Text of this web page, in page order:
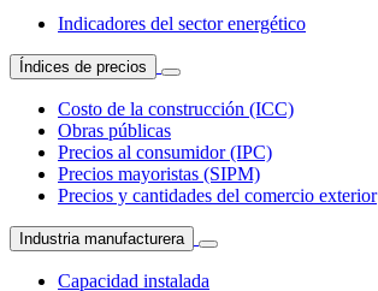
Indicadores del sector energético
Índices de precios
Costo de la construcción (ICC)
Obras públicas
Precios al consumidor (IPC)
Precios mayoristas (SIPM)
Precios y cantidades del comercio exterior
Industria manufacturera
Capacidad instalada